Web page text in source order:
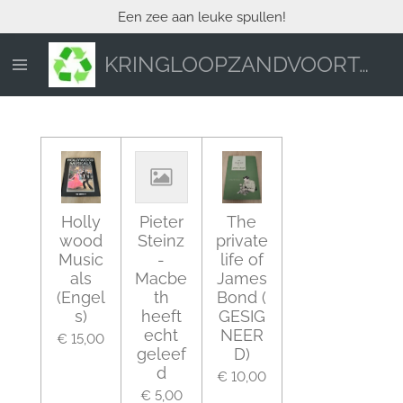
direct
naar
hoofdinhoud
KRINGLOOPZANDVOORT.NL
Een zee aan leuke spullen!
Holly
wood
Music
als
(Engel
s)
€ 15,00
Pieter
Steinz
-
Macbe
th
heeft
echt
geleef
d
€ 5,00
The
private
life of
James
Bond (
GESIG
NEER
D)
€ 10,00